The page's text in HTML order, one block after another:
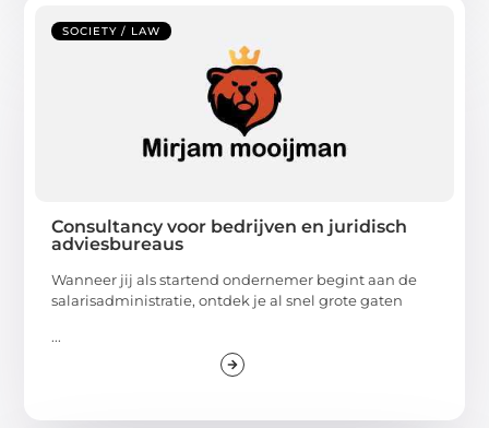
SOCIETY / LAW
Consultancy voor bedrijven en juridisch
adviesbureaus
Wanneer jij als startend ondernemer begint aan de
salarisadministratie, ontdek je al snel grote gaten
...